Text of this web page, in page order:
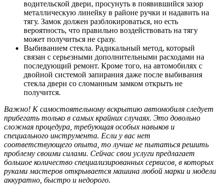
водительской двери, просунуть в появившийся зазор
металлическую линейку в районе ручки и надавить на
тягу. Замок должен разблокироваться, но есть
вероятность, что правильно воздействовать на тягу
может получиться не сразу.
Выбиванием стекла. Радикальный метод, который
связан с серьезными дополнительными расходами на
последующий ремонт. Кроме того, на автомобилях с
двойной системой запирания даже после выбивания
стекла двери со сломанным замком открыть не
получится.
Важно! К самостоятельному вскрытию автомобиля следует
прибегать только в самых крайних случаях. Это довольно
сложная процедура, требующая особых навыков и
специального инструмента. Если у вас нет
соответствующего опыта, то лучше не пытаться решить
проблему своими силами. Сейчас свои услуги предлагает
большое количество специализированных сервисов, в которых
руками мастеров открывается машина любой марки и модели
аккуратно, быстро и недорого.